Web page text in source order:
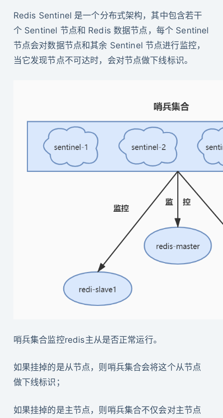
Redis Sentinel 是一个分布式架构，其中包含若干
个 Sentinel 节点和 Redis 数据节点，每个 Sentinel
节点会对数据节点和其余 Sentinel 节点进行监控，
当它发现节点不可达时，会对节点做下线标识。
哨兵集合监控redis主从是否正常运行。
如果挂掉的是从节点，则哨兵集合会将这个从节点
做下线标识；
如果挂掉的是主节点，则哨兵集合不仅会对主节点